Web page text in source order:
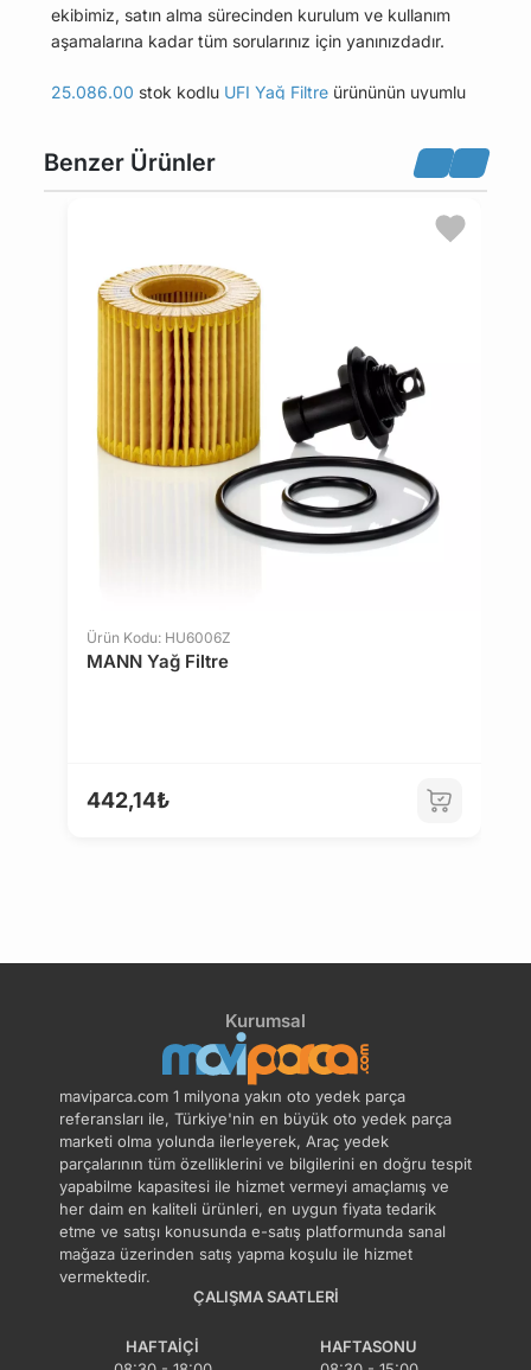
ekibimiz, satın alma sürecinden kurulum ve kullanım
aşamalarına kadar tüm sorularınız için yanınızdadır.
25.086.00 stok kodlu UFI Yağ Filtre ürününün uyumlu
bulabilirsiniz.
Bu üründen en fazla 5 adet sipariş verilebilir. 5
adedin üzerindeki siparişleri iptal etme hakkı
Belirlenen bu limit kurumsal siparişlerde geçerli
değildir. Kurumsal siparişler için farklı limitler ve
özel teklifler sunulabilmektedir.
14 gün içinde ücretsiz iade. Detaylı bilgi için
Benzer Ürünler
Ürün Kodu: HU6006Z
MANN Yağ Filtre
442,14₺
Kurumsal
maviparca.com 1 milyona yakın oto yedek parça
referansları ile, Türkiye'nin en büyük oto yedek parça
marketi olma yolunda ilerleyerek, Araç yedek
parçalarının tüm özelliklerini ve bilgilerini en doğru tespit
yapabilme kapasitesi ile hizmet vermeyi amaçlamış ve
her daim en kaliteli ürünleri, en uygun fiyata tedarik
etme ve satışı konusunda e-satış platformunda sanal
mağaza üzerinden satış yapma koşulu ile hizmet
vermektedir.
ÇALIŞMA SAATLERI
HAFTAIÇI
HAFTASONU